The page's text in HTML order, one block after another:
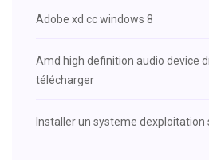
Adobe xd cc windows 8
Amd high definition audio device
télécharger
Installer un systeme dexploitation